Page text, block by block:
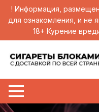
! Информация,
для ознакомления, и не
18+ Курение
содержимому